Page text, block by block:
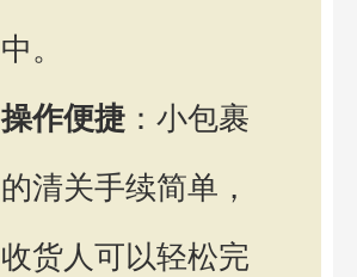
中。
操作便捷 ：小包裹
的清关手续简单，
收货人可以轻松完